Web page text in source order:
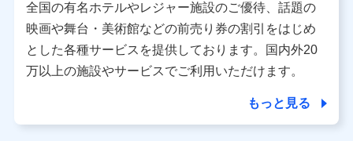
当該個人データを取り扱う各共同利用者（詳細は次のとお
り）
東京都千代田区永田町2丁目11番1号 山王パークタワー
株式会社NTTドコモ 代表取締役社長 前田 義晃
東京都中央区日本橋人形町2-14-10 アーバンネット日本橋
ビル 3F
全国の有名ホテルやレジャー施設のご優待、話題の
映画や舞台・美術館などの前売り券の割引をはじめ
とした各種サービスを提供しております。国内外20
万以上の施設やサービスでご利用いただけます。
もっと見る